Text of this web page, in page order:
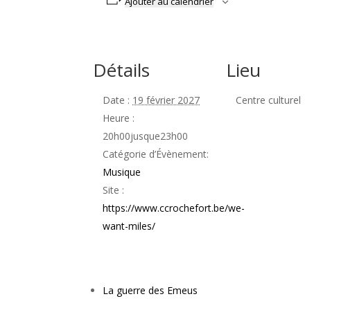
Détails
Date : 19 février 2027
Heure :
20h00jusque23h00
Catégorie d’Évènement:
Musique
Site :
https://www.ccrochefort.be/we-
want-miles/
Lieu
Centre culturel
La guerre des Emeus